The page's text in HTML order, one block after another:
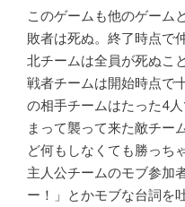
このゲームも他のゲーム
敗者は死ぬ。終了時点で
北チームは全員が死ぬこ
戦者チームは開始時点で
の相手チームはたった4
まって襲って来た敵チー
ど何もしなくても勝っち
主人公チームのモブ参加
ー！」とかモブな台詞を